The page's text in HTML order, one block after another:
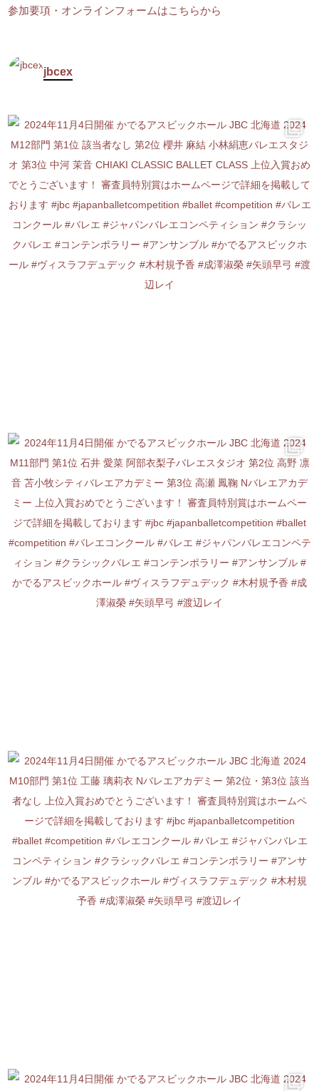
参加要項・オンラインフォームはこちらから
jbcex